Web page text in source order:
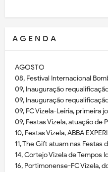
A G E N D A
AGOSTO
08, Festival Internacional
09, Inauguração
09, Inauguração
09, FC Vizela-Leiria, primeira
09, Festas Vizela, atuação de
10, Festas Vizela, ABBA
11, The Gift atuam nas Festas
14, Cortejo Vizela de Tempos
16, Portimonense-FC Vizela,